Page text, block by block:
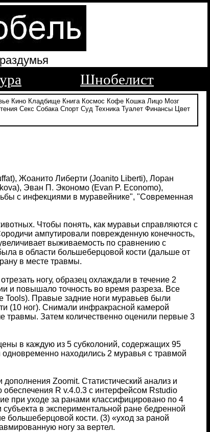
Шнобелист
Кино Кладбище Книга Космос Кофе Кошка Лицо Мозг
Секс Собака Спорт Суд Техника Туалет Финансы
Цвет
Жоанито Либерти (Joanito Liberti), Лоран
Эван П. Экономо (Evan P. Economo),
с инфекциями в муравейнике", "Современная
Чтобы понять, как муравьи справляются с
ампутировали поврежденную конечность,
выживаемость по сравнению с
в области большеберцовой кости (дальше от
в месте травмы.
ногу, образец охлаждали в течение 2
и повышало точность во время разреза. Все
Правые задние ноги муравьев были
(10 ног). Снимали инфракрасной камерой
травмы. Затем количественно оценили первые 3
в каждую из 5 субколоний, содержащих 95
находились 2 муравья с травмой
Zoomit. Статистический анализ и
обеспечения R v.4.0.3 с интерфейсом Rstudio
при уходе за ранами классифицировано по 4
в экспериментальной ране бедренной
большеберцовой кости. (3) «уход за раной
ногу за вертел.